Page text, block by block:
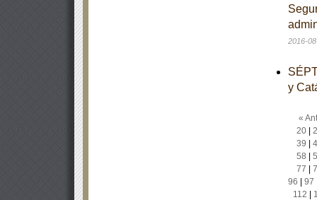
2016-
y
«
20|
39
58
77
96
97
112